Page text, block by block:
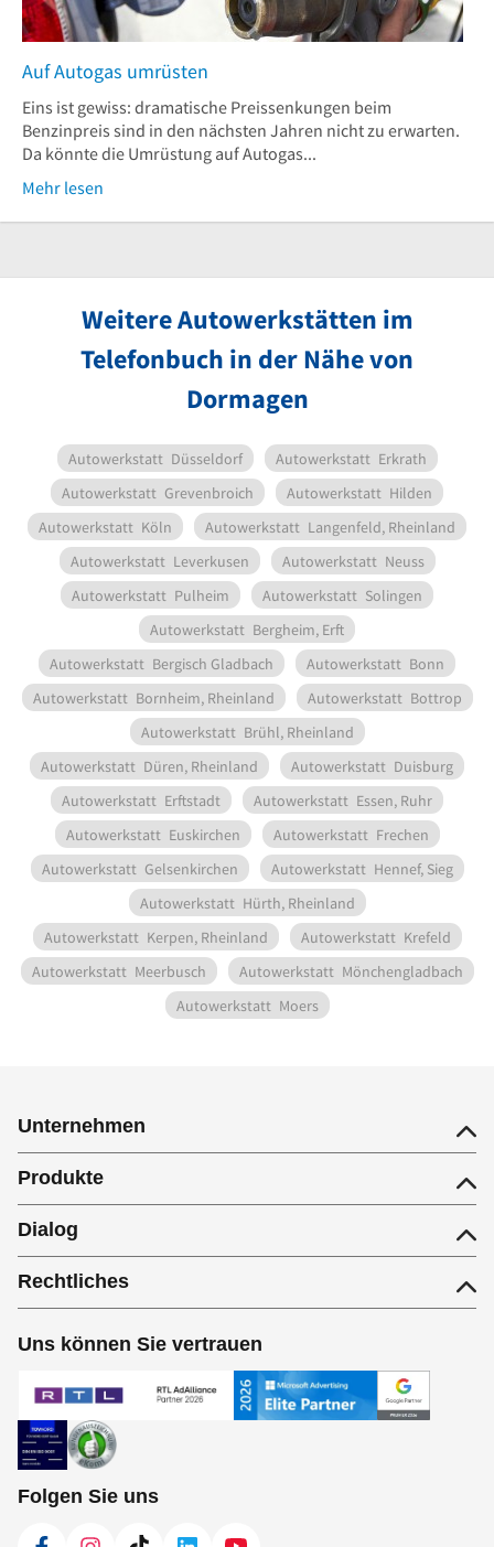
Auf Autogas umrüsten
Eins ist gewiss: dramatische Preissenkungen beim
Benzinpreis sind in den nächsten Jahren nicht zu erwarten.
Da könnte die Umrüstung auf Autogas...
Mehr lesen
Weitere Autowerkstätten im
Telefonbuch in der Nähe von
Dormagen
Autowerkstatt Düsseldorf Autowerkstatt Erkrath
Autowerkstatt Grevenbroich Autowerkstatt Hilden
Autowerkstatt Köln Autowerkstatt Langenfeld, Rheinland
Autowerkstatt Leverkusen Autowerkstatt Neuss
Autowerkstatt Pulheim Autowerkstatt Solingen
Autowerkstatt Bergheim, Erft
Autowerkstatt Bergisch Gladbach Autowerkstatt Bonn
Autowerkstatt Bornheim, Rheinland Autowerkstatt Bottrop
Autowerkstatt Brühl, Rheinland
Autowerkstatt Düren, Rheinland Autowerkstatt Duisburg
Autowerkstatt Erftstadt Autowerkstatt Essen, Ruhr
Autowerkstatt Euskirchen Autowerkstatt Frechen
Autowerkstatt Gelsenkirchen Autowerkstatt Hennef, Sieg
Autowerkstatt Hürth, Rheinland
Autowerkstatt Kerpen, Rheinland Autowerkstatt Krefeld
Autowerkstatt Meerbusch Autowerkstatt Mönchengladbach
Autowerkstatt Moers
Unternehmen
Produkte
Dialog
Rechtliches
Uns können Sie vertrauen
Folgen Sie uns